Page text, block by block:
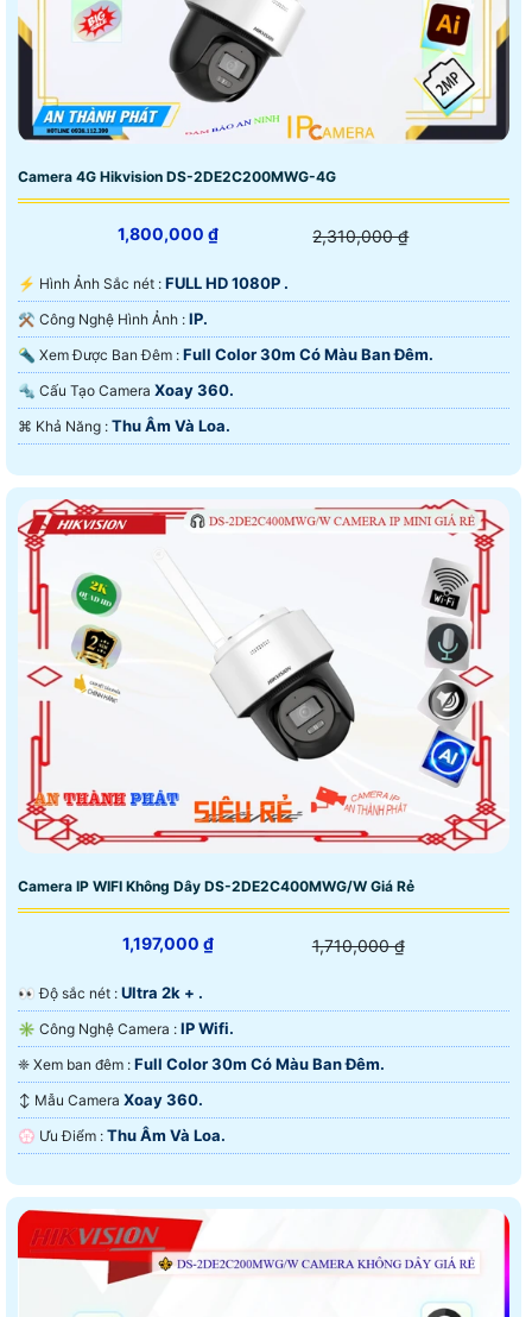
Camera 4G Hikvision DS-2DE2C200MWG-4G
1,800,000 ₫ 2,310,000 ₫
️⚡ Hình Ảnh Sắc nét : FULL HD 1080P .
⚒ Công Nghệ Hình Ảnh : IP.
🔦 Xem Được Ban Đêm : Full Color 30m Có Màu Ban Ðêm.
🔩 Cấu Tạo Camera Xoay 360.
️⌘ Khả Năng : Thu Âm Và Loa.
Camera IP WIFI Không Dây DS-2DE2C400MWG/W Giá Rẻ
1,197,000 ₫ 1,710,000 ₫
️👀 Độ sắc nét : Ultra 2k + .
✳️ Công Nghệ Camera : IP Wifi.
❈ Xem ban đêm : Full Color 30m Có Màu Ban Ðêm.
↕️ Mẫu Camera Xoay 360.
️💮 Ưu Điểm : Thu Âm Và Loa.